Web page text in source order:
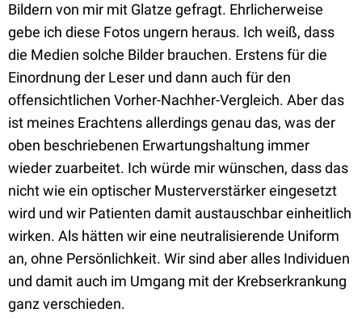
Bildern von mir mit Glatze gefragt. Ehrlicherweise
gebe ich diese Fotos ungern heraus. Ich weiß, dass
die Medien solche Bilder brauchen. Erstens für die
Einordnung der Leser und dann auch für den
offensichtlichen Vorher-Nachher-Vergleich. Aber das
ist meines Erachtens allerdings genau das, was der
oben beschriebenen Erwartungshaltung immer
wieder zuarbeitet. Ich würde mir wünschen, dass das
nicht wie ein optischer Musterverstärker eingesetzt
wird und wir Patienten damit austauschbar einheitlich
wirken. Als hätten wir eine neutralisierende Uniform
an, ohne Persönlichkeit. Wir sind aber alles Individuen
und damit auch im Umgang mit der Krebserkrankung
ganz verschieden.